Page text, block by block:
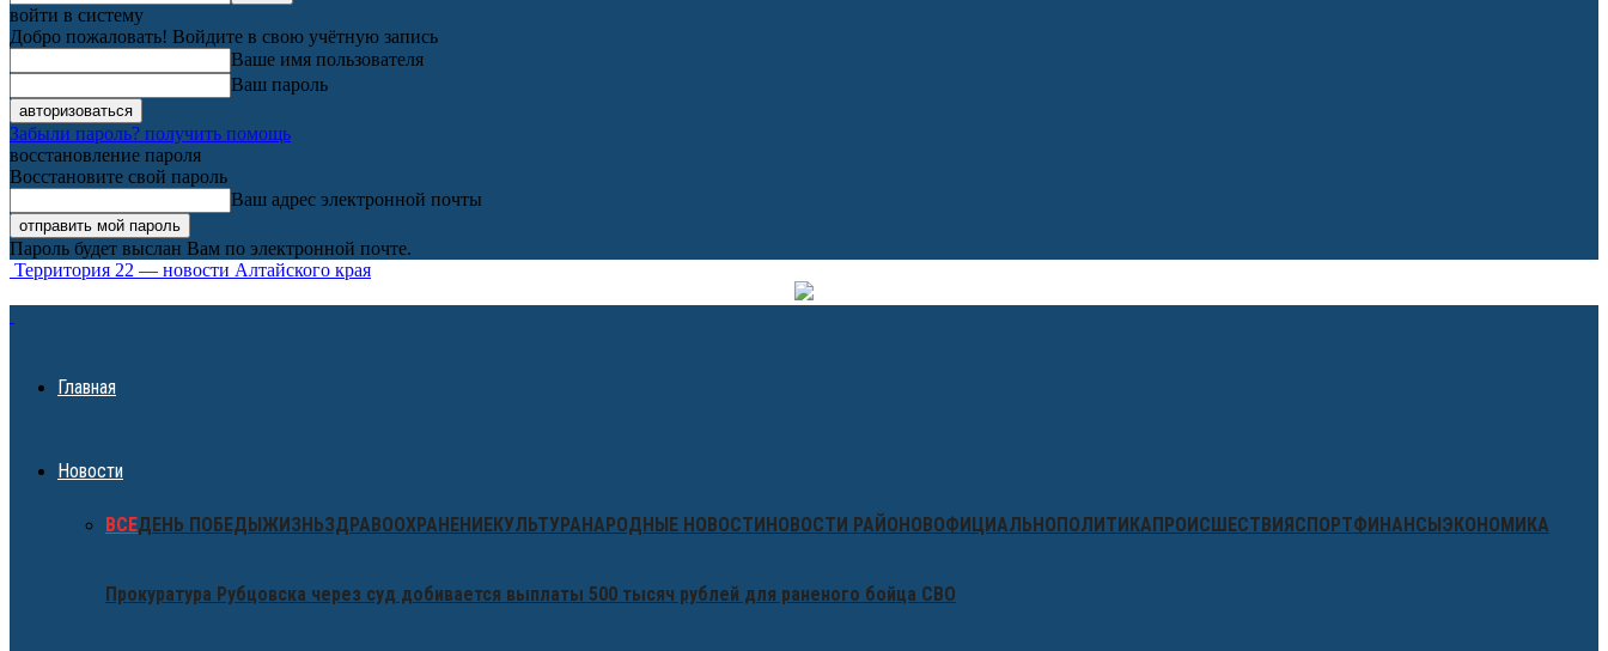
войти в систему
Добро пожаловать! Войдите в свою учётную запись
Ваше имя пользователя
Ваш пароль
Забыли пароль? получить помощь
восстановление пароля
Восстановите свой пароль
Ваш адрес электронной почты
Пароль будет выслан Вам по электронной почте.
Территория 22 — новости Алтайского края
Главная
Новости
ВСЕДЕНЬ ПОБЕДЫЖИЗНЬЗДРАВООХРАНЕНИЕКУЛЬТУРАНАРОДНЫЕ НОВОСТИНОВОСТИ РАЙОНОВОФИЦИАЛЬНОПОЛИТИКАПРОИСШЕСТВИЯСПОРТФИНАНСЫЭКОНОМИКА
Прокуратура Рубцовска через суд добивается выплаты 500 тысяч рублей для раненого бойца СВО